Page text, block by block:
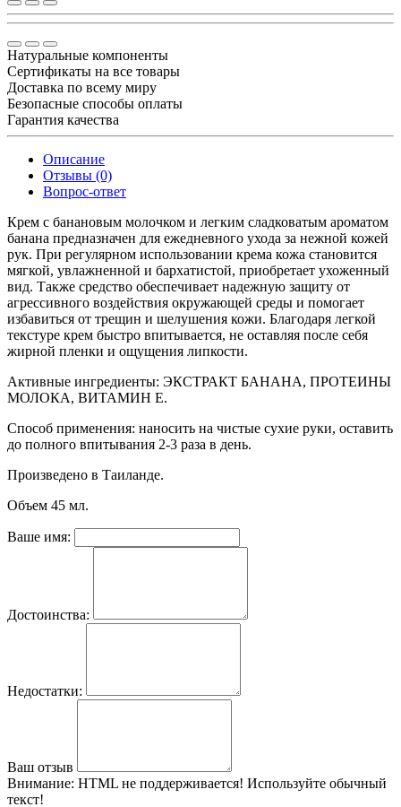
Натуральные компоненты
Сертификаты на все товары
Доставка по всему миру
Безопасные способы оплаты
Гарантия качества
Описание
Отзывы (0)
Вопрос-ответ
Крем с банановым молочком и легким сладковатым ароматом
банана предназначен для ежедневного ухода за нежной кожей
рук. При регулярном использовании крема кожа становится
мягкой, увлажненной и бархатистой, приобретает ухоженный
вид. Также средство обеспечивает надежную защиту от
агрессивного воздействия окружающей среды и помогает
избавиться от трещин и шелушения кожи. Благодаря легкой
текстуре крем быстро впитывается, не оставляя после себя
жирной пленки и ощущения липкости.
Активные ингредиенты: ЭКСТРАКТ БАНАНА, ПРОТЕИНЫ
МОЛОКА, ВИТАМИН Е.
Способ применения: наносить на чистые сухие руки, оставить
до полного впитывания 2-3 раза в день.
Произведено в Таиланде.
Объем 45 мл.
Ваше имя:
Достоинства:
Недостатки:
Ваш отзыв
Внимание: HTML не поддерживается! Используйте обычный
текст!